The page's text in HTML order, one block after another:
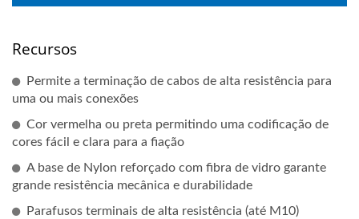
Recursos
Permite a terminação de cabos de alta resistência para
uma ou mais conexões
Cor vermelha ou preta permitindo uma codificação de
cores fácil e clara para a fiação
A base de Nylon reforçado com fibra de vidro garante
grande resistência mecânica e durabilidade
Parafusos terminais de alta resistência (até M10)